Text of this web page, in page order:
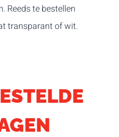
Reeds te bestellen
transparant of wit.